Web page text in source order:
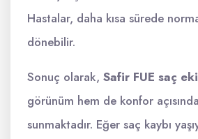
Hastalar, daha kısa sürede
dönebilir.
Sonuç olarak, Safir FUE saç
görünüm hem de konfor
sunmaktadır. Eğer saç kaybı